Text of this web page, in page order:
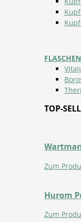
FLASCHEN
TOP-
Zum
Hurom
Zum